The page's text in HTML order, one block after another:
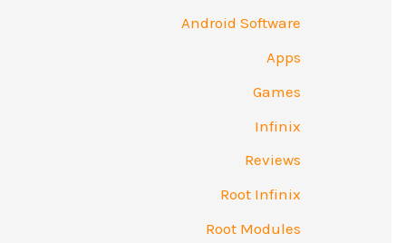
Android Software
Apps
Games
Infinix
Reviews
Root Infinix
Root Modules